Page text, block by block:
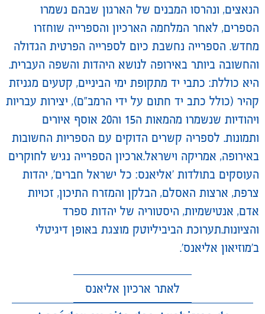
הנאצים, ונהרסו המבנים של הארגון שבהם נשמרו
הספרים, לאחר המלחמה הארכיון והספרייה שוחזרו
מחדש. הספרייה נחשבת כיום לספרייה הפרטית הגדולה
והחשובה ביותר באירופה לנושא היהדות והשפה העברית.
היא כוללת: כתבי יד מתקופת ימי הביניים, קטעים מגניזת
קהיר (כולל כתב יד חתום על ידי הרמב"ם), יצירות עבריות
ויהודיות שנשמרו מהמאות ה15 וה20 אוסף איורים
ותמונות. לספריה קשרים הדוקים עם הספריות החשובות
באירופה, אמריקה וישראל.ארכיון הספרייה נגיש לחוקרים
העוסקים בתולדות 'אליאנס: כל ישראל חברים', יהדות
צרפת, ארצות האסלם, הבלקן והמזרח התיכון, זכויות
אדם, אנטישמיות, היסטוריה של יהדות ספרד
והציונות.תערוכת הביביליוטק מוצגת באופן דיגיטלי
ב'מוזיאון אליאנס'.
לאתר ארכיון אליאנס